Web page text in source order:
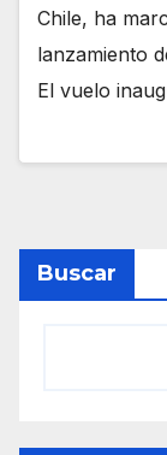
Chile, ha
lanzamiento
El vuelo
Buscar